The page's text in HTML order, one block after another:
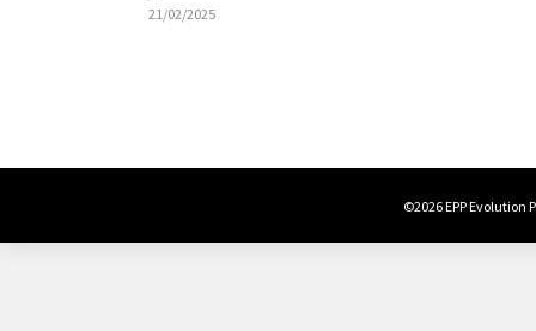
21/02/2025
©2026 EPP Evolution